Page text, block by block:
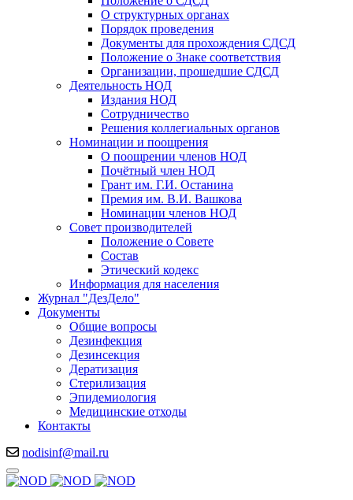
О структурных органах
Порядок проведения
Документы для прохождения СДСД
Положение о Знаке соответствия
Организации, прошедшие СДСД
Деятельность НОД
Издания НОД
Сотрудничество
Решения коллегиальных органов
Номинации и поощрения
О поощрении членов НОД
Почётный член НОД
Грант им. Г.И. Останина
Премия им. В.И. Вашкова
Номинации членов НОД
Совет производителей
Положение о Совете
Состав
Этический кодекс
Информация для населения
Журнал "ДезДело"
Документы
Общие вопросы
Дезинфекция
Дезинсекция
Дератизация
Стерилизация
Эпидемиология
Медицинские отходы
Контакты
nodisinf@mail.ru